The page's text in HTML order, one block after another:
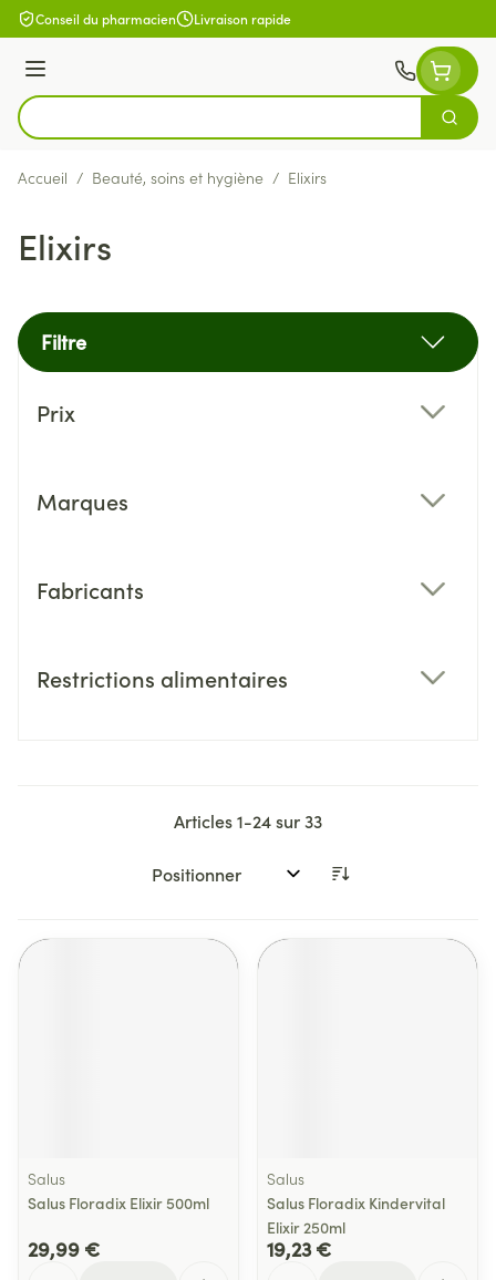
Aller au contenu
Conseil du pharmacien Livraison rapide
Menu
Rechercher
Accueil / Beauté, soins et hygiène / Elixirs
Elixirs
Filtre
Prix
Marques
Fabricants
Restrictions alimentaires
Articles1-24sur33
Trier par:
Salus
Salus Floradix Elixir 500ml
29,99 €
Salus
Salus Floradix Kindervital
Elixir 250ml
19,23 €